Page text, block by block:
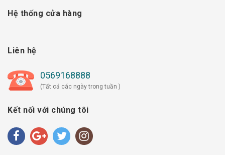
Hệ thống cửa hàng
Liên hệ
0569168888
(Tất cả các ngày trong tuần )
Kết nối với chúng tôi